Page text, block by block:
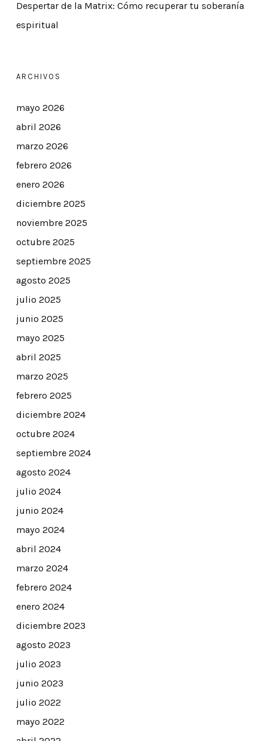
Despertar de la Matrix: Cómo recuperar tu soberanía
espiritual
ARCHIVOS
mayo 2026
abril 2026
marzo 2026
febrero 2026
enero 2026
diciembre 2025
noviembre 2025
octubre 2025
septiembre 2025
agosto 2025
julio 2025
junio 2025
mayo 2025
abril 2025
marzo 2025
febrero 2025
diciembre 2024
octubre 2024
septiembre 2024
agosto 2024
julio 2024
junio 2024
mayo 2024
abril 2024
marzo 2024
febrero 2024
enero 2024
diciembre 2023
agosto 2023
julio 2023
junio 2023
julio 2022
mayo 2022